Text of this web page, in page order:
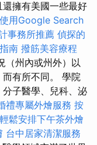
擁有美國一些最好
用Google Search
事務所推薦 偵探的
南 撥筋美容療程
（州內或州外）以
有所不同。 學院
子醫學、兒科、泌
禮專屬外燴服務 按
輕鬆安排下午茶外燴
台中居家清潔服務